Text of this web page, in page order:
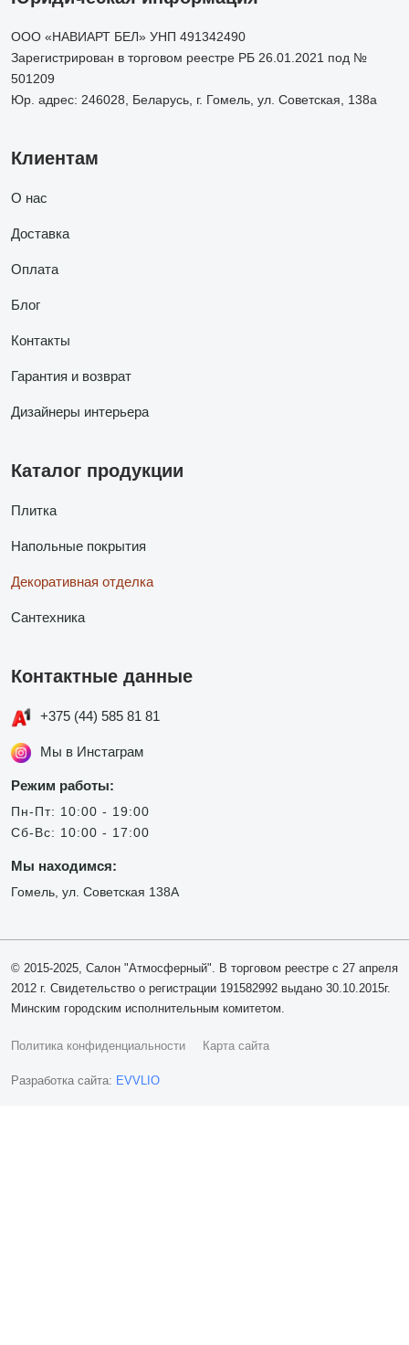
ООО «НАВИАРТ БЕЛ» УНП 491342490
Зарегистрирован в торговом реестре РБ 26.01.2021 под №
501209
Юр. адрес: 246028, Беларусь, г. Гомель, ул. Советская, 138а
Клиентам
О нас
Доставка
Оплата
Блог
Контакты
Гарантия и возврат
Дизайнеры интерьера
Каталог продукции
Плитка
Напольные покрытия
Декоративная отделка
Сантехника
Контактные данные
+375 (44) 585 81 81
Мы в Инстаграм
Режим работы:
Пн-Пт: 10:00 - 19:00
Сб-Вс: 10:00 - 17:00
Мы находимся:
Гомель, ул. Советская 138А
© 2015-2025, Салон "Атмосферный". В торговом реестре с 27 апреля
2012 г. Свидетельство о регистрации 191582992 выдано 30.10.2015г.
Минским городским исполнительным комитетом.
Политика конфиденциальности Карта сайта
Разработка сайта: EVVLIO